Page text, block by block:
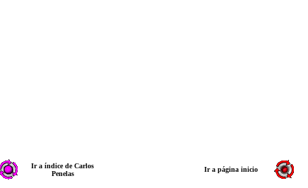
Ir a índice de Carlos
Penelas
Ir a página inicio